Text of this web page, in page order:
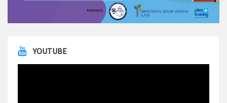
YOUTUBE